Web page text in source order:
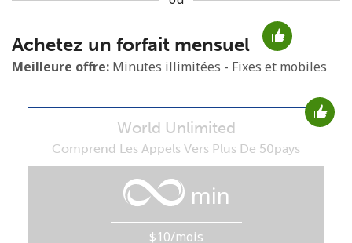
Aucun mot de passe créé
8 caractères minimum
Une lettre majuscule et une lettre minuscule
Achetez un forfait mensuel
Meilleure offre: Minutes illimitées - Fixes et mobiles
World Unlimited
Comprend Les Appels Vers Plus De 50pays
min
$10/mois